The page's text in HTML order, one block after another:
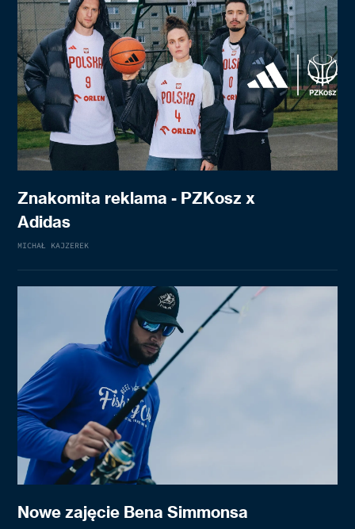
Znakomita reklama - PZKosz x
Adidas
MICHAŁ KAJZEREK
Nowe zajęcie Bena Simmonsa